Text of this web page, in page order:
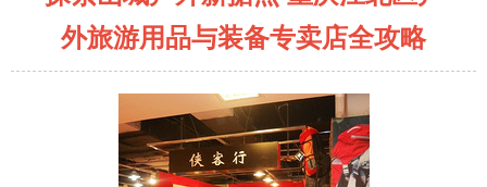
外旅游用品与装备专卖店全攻略